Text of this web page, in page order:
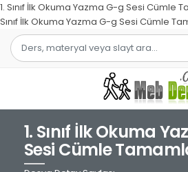
1. Sınıf İlk Okuma Yazma G-g Sesi Cümle
Sınıf İlk Okuma Yazma G-g Sesi Cümle
1.SINIF
2.SINIF
1. Sınıf İlk Okuma
Sesi Cümle